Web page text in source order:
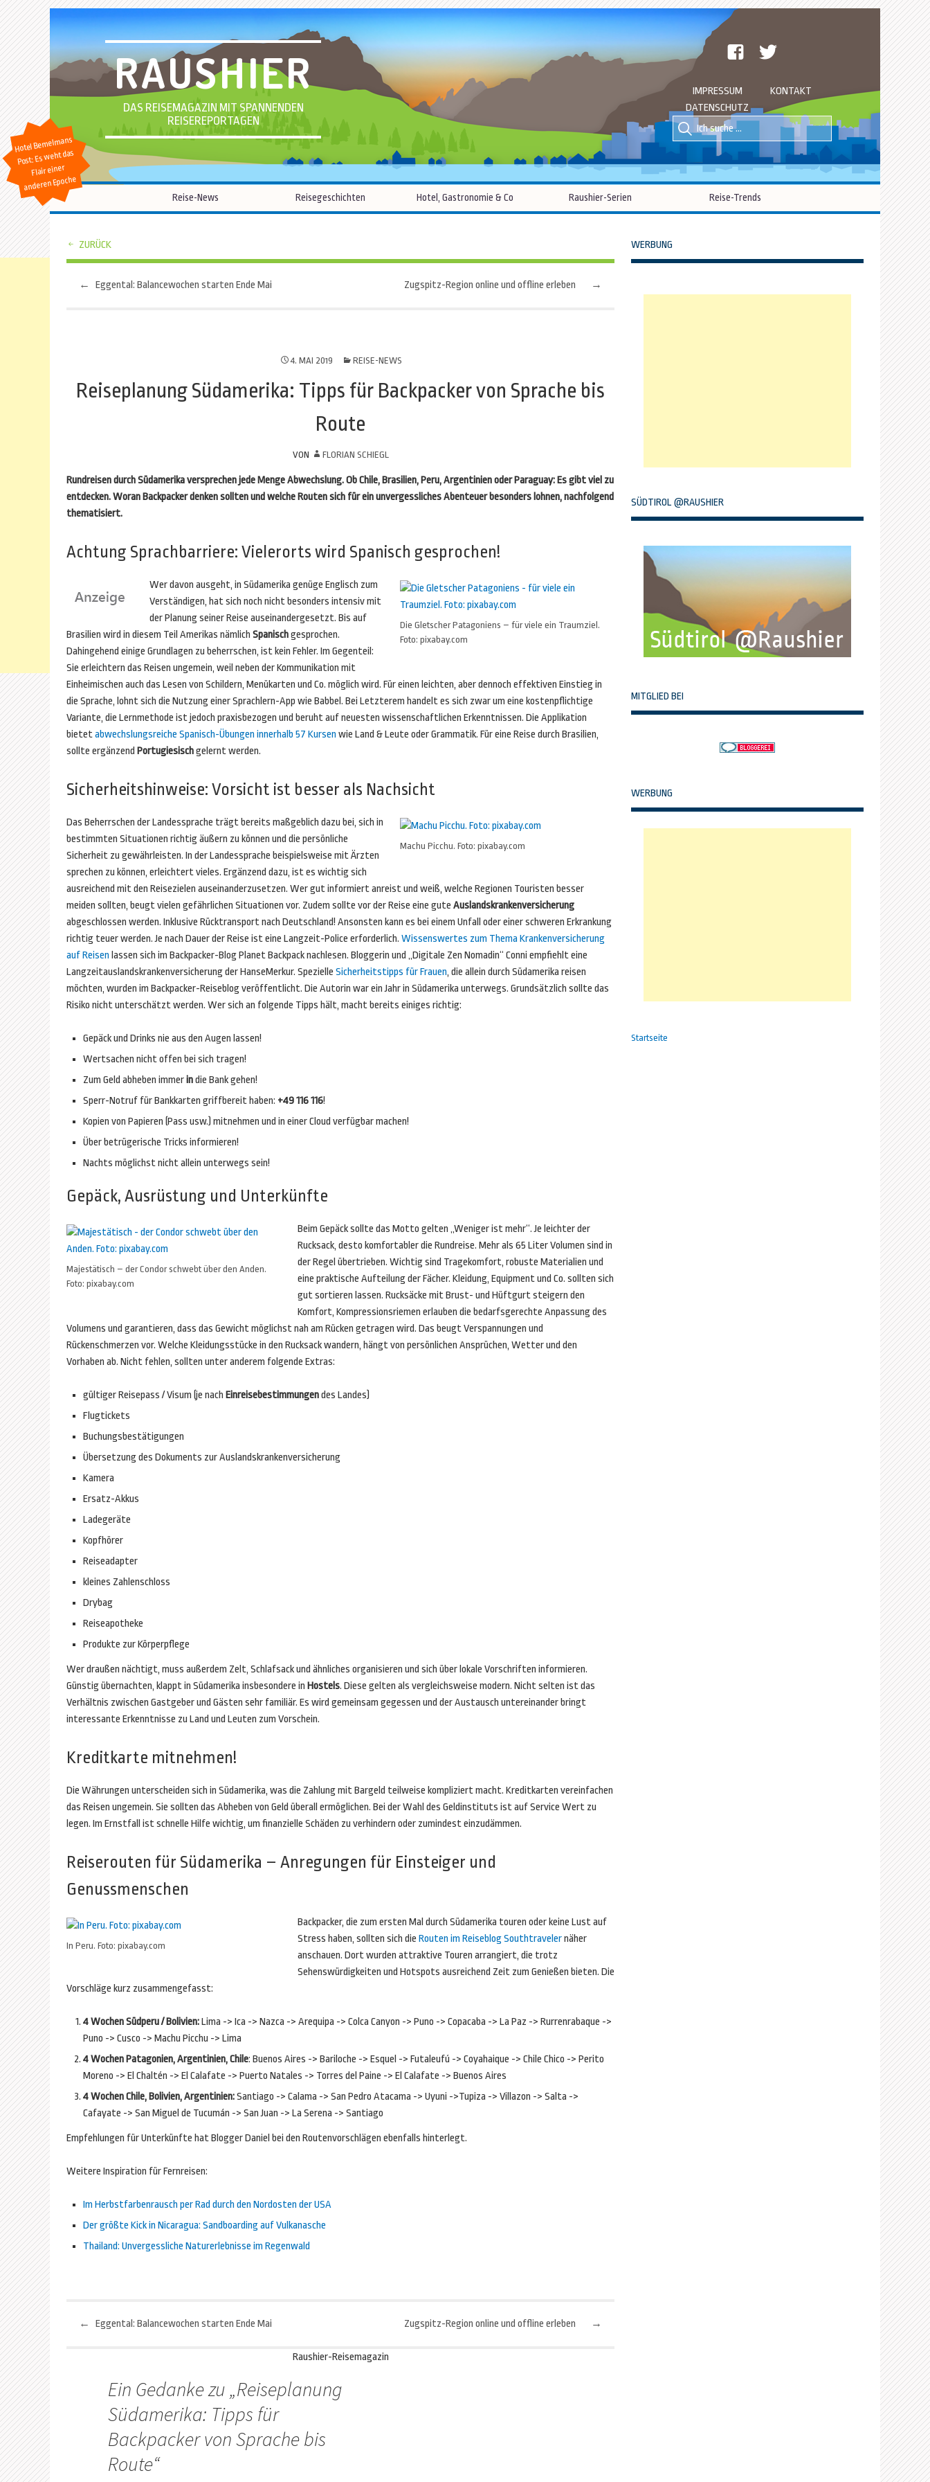
RAUSHIER
DAS REISEMAGAZIN MIT SPANNENDEN
REISEREPORTAGEN
facebook
IMPRESSUM
KONTAKT
DATENSCHUTZ
Suche
nach::
Suche
nach:
Hotel Bemelmans
Post: Es weht das
Flair einer
anderen Epoche
Reise-News Reisegeschichten Hotel, Gastronomie & Co Raushier-Serien Reise-Trends
ZURÜCK
Beitragsnavigation
← Eggental: Balancewochen starten Ende Mai →
Zugspitz-Region online und offline erleben
4. MAI 2019 REISE-NEWS
Reiseplanung Südamerika: Tipps für Backpacker von Sprache bis
Route
VON FLORIAN SCHIEGL
Rundreisen durch Südamerika versprechen jede Menge Abwechslung. Ob Chile, Brasilien, Peru, Argentinien oder Paraguay: Es gibt viel zu
entdecken. Woran Backpacker denken sollten und welche Routen sich für ein unvergessliches Abenteuer besonders lohnen, nachfolgend
thematisiert.
Achtung Sprachbarriere: Vielerorts wird Spanisch gesprochen!
Die Gletscher Patagoniens – für viele ein Traumziel.
Foto: pixabay.com
Wer davon ausgeht, in Südamerika genüge Englisch zum
Verständigen, hat sich noch nicht besonders intensiv mit
der Planung seiner Reise auseinandergesetzt. Bis auf
Brasilien wird in diesem Teil Amerikas nämlich Spanischgesprochen.
Dahingehend einige Grundlagen zu beherrschen, ist kein Fehler. Im Gegenteil:
Sie erleichtern das Reisen ungemein, weil neben der Kommunikation mit
Einheimischen auch das Lesen von Schildern, Menükarten und Co. möglich wird. Für einen leichten, aber dennoch effektiven Einstieg in
die Sprache, lohnt sich die Nutzung einer Sprachlern-App wie Babbel. Bei Letzterem handelt es sich zwar um eine kostenpflichtige
Variante, die Lernmethode ist jedoch praxisbezogen und beruht auf neuesten wissenschaftlichen Erkenntnissen. Die Applikation
bietetabwechslungsreiche Spanisch-Übungen innerhalb 57 Kursen wie Land & Leute oder Grammatik. Für eine Reise durch Brasilien,
sollte ergänzend Portugiesischgelernt werden.
Sicherheitshinweise: Vorsicht ist besser als Nachsicht
Machu Picchu. Foto: pixabay.com
Das Beherrschen der Landessprache trägt bereits maßgeblich dazu bei, sich in
bestimmten Situationen richtig äußern zu können und die persönliche
Sicherheit zu gewährleisten. In der Landessprache beispielsweise mit Ärzten
sprechen zu können, erleichtert vieles. Ergänzend dazu, ist es wichtig sich
ausreichend mit den Reisezielen auseinanderzusetzen. Wer gut informiert anreist und weiß, welche Regionen Touristen besser
meiden sollten, beugt vielen gefährlichen Situationen vor. Zudem sollte vor der Reise eine gute Auslandskrankenversicherung
abgeschlossen werden. Inklusive Rücktransport nach Deutschland! Ansonsten kann es bei einem Unfall oder einer schweren Erkrankung
richtig teuer werden. Je nach Dauer der Reise ist eine Langzeit-Police erforderlich. Wissenswertes zum Thema Krankenversicherung
auf Reisen lassen sich im Backpacker-Blog Planet Backpack nachlesen. Bloggerin und „Digitale Zen Nomadin“ Conni empfiehlt eine
Langzeitauslandskrankenversicherung der HanseMerkur. Spezielle Sicherheitstipps für Frauen, die allein durch Südamerika reisen
möchten, wurden im Backpacker-Reiseblog veröffentlicht. Die Autorin war ein Jahr in Südamerika unterwegs. Grundsätzlich sollte das
Risiko nicht unterschätzt werden. Wer sich an folgende Tipps hält, macht bereits einiges richtig:
Gepäck und Drinks nie aus den Augen lassen!
Wertsachen nicht offen bei sich tragen!
Zum Geld abheben immerindie Bank gehen!
Sperr-Notruf für Bankkarten griffbereit haben: +49 116 116!
Kopien von Papieren (Pass usw.) mitnehmen und in einer Cloud verfügbar machen!
Über betrügerische Tricks informieren!
Nachts möglichst nicht allein unterwegs sein!
Gepäck, Ausrüstung und Unterkünfte
Majestätisch – der Condor schwebt über den Anden.
Foto: pixabay.com
Beim Gepäck sollte das Motto gelten „Weniger ist mehr“. Je leichter der
Rucksack, desto komfortabler die Rundreise. Mehr als 65 Liter Volumen sind in
der Regel übertrieben. Wichtig sind Tragekomfort, robuste Materialien und
eine praktische Aufteilung der Fächer. Kleidung, Equipment und Co. sollten sich
gut sortieren lassen. Rucksäcke mit Brust- und Hüftgurt steigern den
Komfort, Kompressionsriemen erlauben die bedarfsgerechte Anpassung des
Volumens und garantieren, dass das Gewicht möglichst nah am Rücken getragen wird. Das beugt Verspannungen und
Rückenschmerzen vor. Welche Kleidungsstücke in den Rucksack wandern, hängt von persönlichen Ansprüchen, Wetter und den
Vorhaben ab. Nicht fehlen, sollten unter anderem folgende Extras:
gültiger Reisepass / Visum (je nach Einreisebestimmungendes Landes)
Flugtickets
Buchungsbestätigungen
Übersetzung des Dokuments zur Auslandskrankenversicherung
Kamera
Ersatz-Akkus
Ladegeräte
Kopfhörer
Reiseadapter
kleines Zahlenschloss
Drybag
Reiseapotheke
Produkte zur Körperpflege
Wer draußen nächtigt, muss außerdem Zelt, Schlafsack und ähnliches organisieren und sich über lokale Vorschriften informieren.
Günstig übernachten, klappt in Südamerika insbesondere in Hostels. Diese gelten als vergleichsweise modern. Nicht selten ist das
Verhältnis zwischen Gastgeber und Gästen sehr familiär. Es wird gemeinsam gegessen und der Austausch untereinander bringt
interessante Erkenntnisse zu Land und Leuten zum Vorschein.
Kreditkarte mitnehmen!
Die Währungen unterscheiden sich in Südamerika, was die Zahlung mit Bargeld teilweise kompliziert macht. Kreditkarten vereinfachen
das Reisen ungemein. Sie sollten das Abheben von Geld überall ermöglichen. Bei der Wahl des Geldinstituts ist auf Service Wert zu
legen. Im Ernstfall ist schnelle Hilfe wichtig, um finanzielle Schäden zu verhindern oder zumindest einzudämmen.
Reiserouten für Südamerika – Anregungen für Einsteiger und
Genussmenschen
In Peru. Foto: pixabay.com
Backpacker, die zum ersten Mal durch Südamerika touren oder keine Lust auf
Stress haben, sollten sich die Routen im Reiseblog Southtravelernäher
anschauen. Dort wurden attraktive Touren arrangiert, die trotz
Sehenswürdigkeiten und Hotspots ausreichend Zeit zum Genießen bieten. Die
Vorschläge kurz zusammengefasst:
4 Wochen Südperu / Bolivien:Lima -> Ica -> Nazca -> Arequipa -> Colca Canyon -> Puno -> Copacaba -> La Paz -> Rurrenrabaque ->
Puno -> Cusco -> Machu Picchu -> Lima
4 Wochen Patagonien, Argentinien, Chile: Buenos Aires -> Bariloche -> Esquel -> Futaleufú -> Coyahaique -> Chile Chico -> Perito
Moreno -> El Chaltén -> El Calafate -> Puerto Natales -> Torres del Paine -> El Calafate -> Buenos Aires
4 Wochen Chile, Bolivien, Argentinien:Santiago -> Calama -> San Pedro Atacama -> Uyuni ->Tupiza -> Villazon -> Salta ->
Cafayate -> San Miguel de Tucumán -> San Juan -> La Serena -> Santiago
Empfehlungen für Unterkünfte hat Blogger Daniel bei den Routenvorschlägen ebenfalls hinterlegt.
Weitere Inspiration für Fernreisen:
Im Herbstfarbenrausch per Rad durch den Nordosten der USA
Der größte Kick in Nicaragua: Sandboarding auf Vulkanasche
Thailand: Unvergessliche Naturerlebnisse im Regenwald
Beitragsnavigation
← Eggental: Balancewochen starten Ende Mai →
Zugspitz-Region online und offline erleben
Raushier-Reisemagazin
Ein Gedanke zu „Reiseplanung
Südamerika: Tipps für
Backpacker von Sprache bis
Route“
WERBUNG
SÜDTIROL @RAUSHIER
MITGLIED BEI
WERBUNG
Startseite